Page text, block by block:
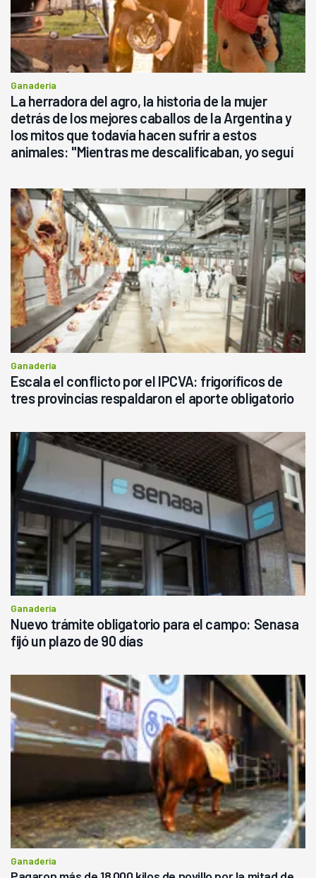
Ganadería
La herradora del agro, la historia de la mujer
detrás de los mejores caballos de la Argentina y
los mitos que todavía hacen sufrir a estos
animales: "Mientras me descalificaban, yo seguí
Ganadería
Escala el conflicto por el IPCVA: frigoríficos de
tres provincias respaldaron el aporte obligatorio
Ganadería
Nuevo trámite obligatorio para el campo: Senasa
fijó un plazo de 90 días
Ganadería